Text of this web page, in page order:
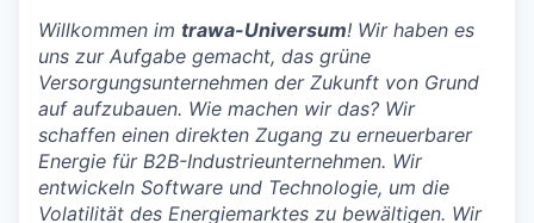
Willkommen im trawa-Universum! Wir haben es
uns zur Aufgabe gemacht, das grüne
Versorgungsunternehmen der Zukunft von Grund
auf aufzubauen. Wie machen wir das? Wir
schaffen einen direkten Zugang zu erneuerbarer
Energie für B2B-Industrieunternehmen. Wir
entwickeln Software und Technologie, um die
Volatilität des Energiemarktes zu bewältigen. Wir